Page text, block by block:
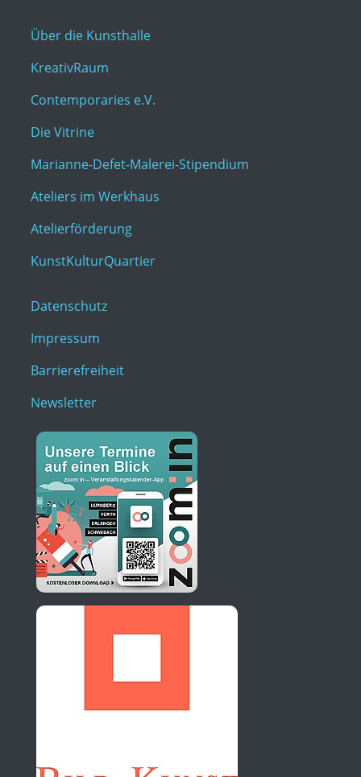
Über die Kunsthalle
KreativRaum
Contemporaries e.V.
Die Vitrine
Marianne-Defet-Malerei-Stipendium
Ateliers im Werkhaus
Atelierförderung
KunstKulturQuartier
Datenschutz
Impressum
Barrierefreiheit
Newsletter